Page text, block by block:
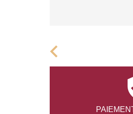
chevron_left